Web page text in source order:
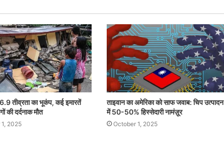
तीव्रता का भूकंप, कई इमारतें
की दर्दनाक मौत
2025
ताइवान का अमेरिका को साफ जवाब: चिप उत्पादन
में 50-50% हिस्सेदारी नामंज़ूर
October 1, 2025